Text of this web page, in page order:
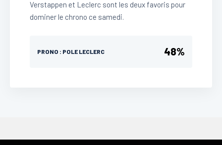
Verstappen et Leclerc sont les deux favoris pour
dominer le chrono ce samedi.
PRONO : POLE LECLERC 48%